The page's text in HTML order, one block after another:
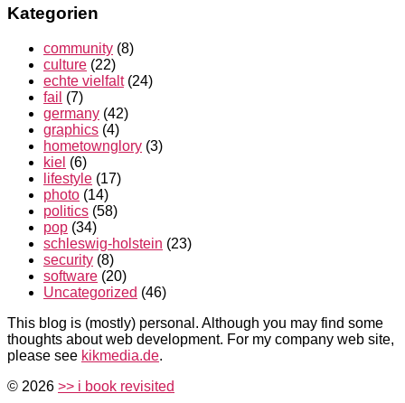
Kategorien
community (8)
culture (22)
echte vielfalt(24)
fail (7)
germany (42)
graphics (4)
hometownglory (3)
kiel (6)
lifestyle (17)
photo (14)
politics (58)
pop (34)
schleswig-holstein (23)
security (8)
software (20)
Uncategorized (46)
This blog is (mostly) personal. Although you may find some
thoughts about web development. For my company web site,
please see kikmedia.de.
© 2026 >> i book revisited